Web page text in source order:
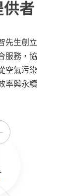
供者
先生創立
服務，協
空氣污染
率與永續